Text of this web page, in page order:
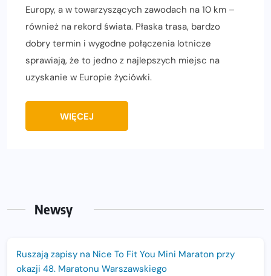
Europy, a w towarzyszących zawodach na 10 km –
również na rekord świata. Płaska trasa, bardzo
dobry termin i wygodne połączenia lotnicze
sprawiają, że to jedno z najlepszych miejsc na
uzyskanie w Europie życiówki.
WIĘCEJ
Newsy
Ruszają zapisy na Nice To Fit You Mini Maraton przy
okazji 48. Maratonu Warszawskiego